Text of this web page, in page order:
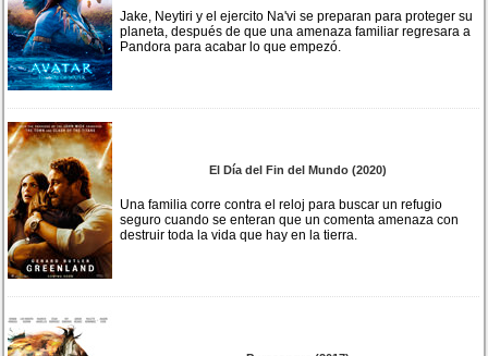
Jake, Neytiri y el ejercito Na'vi se preparan para proteger su
planeta, después de que una amenaza familiar regresara a
Pandora para acabar lo que empezó.
El Día del Fin del Mundo (2020)
Una familia corre contra el reloj para buscar un refugio
seguro cuando se enteran que un comenta amenaza con
destruir toda la vida que hay en la tierra.